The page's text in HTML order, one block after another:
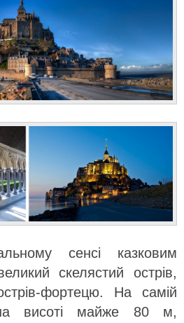
сенсі казковим
скелястий острів,
фортецю. На самій
висоті майже 80 м,